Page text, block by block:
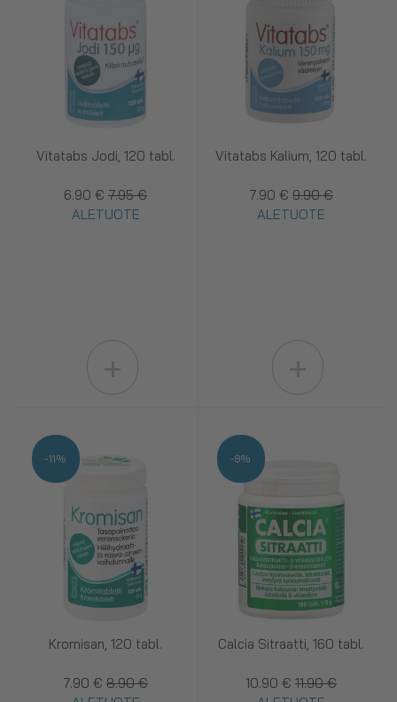
Vitatabs Jodi, 120 tabl.
6.90 € 7.95 €
ALETUOTE
Vitatabs Kalium, 120 tabl.
7.90 € 9.90 €
ALETUOTE
Kromisan, 120 tabl.
7.90 € 8.90 €
-11%
Calcia Sitraatti, 160 tabl.
10.90 € 11.90 €
-8%